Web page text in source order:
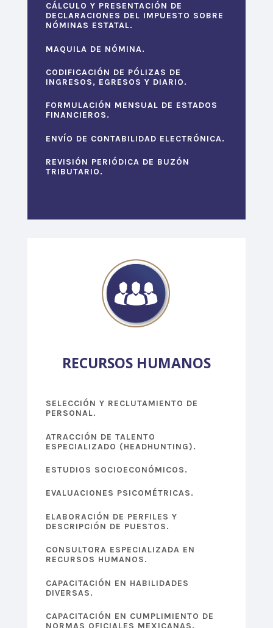
CÁLCULO Y PRESENTACIÓN DE
DECLARACIONES DEL IMPUESTO SOBRE
NÓMINAS ESTATAL.
MAQUILA DE NÓMINA.
CODIFICACIÓN DE PÓLIZAS DE
INGRESOS, EGRESOS Y DIARIO.
FORMULACIÓN MENSUAL DE ESTADOS
FINANCIEROS.
ENVÍO DE CONTABILIDAD ELECTRÓNICA.
REVISIÓN PERIÓDICA DE BUZÓN
TRIBUTARIO.
RECURSOS HUMANOS
SELECCIÓN Y RECLUTAMIENTO DE
PERSONAL.
ATRACCIÓN DE TALENTO
ESPECIALIZADO (HEADHUNTING).
ESTUDIOS SOCIOECONÓMICOS.
EVALUACIONES PSICOMÉTRICAS.
ELABORACIÓN DE PERFILES Y
DESCRIPCIÓN DE PUESTOS.
CONSULTORA ESPECIALIZADA EN
RECURSOS HUMANOS.
CAPACITACIÓN EN HABILIDADES
DIVERSAS.
CAPACITACIÓN EN CUMPLIMIENTO DE
NORMAS OFICIALES MEXICANAS.